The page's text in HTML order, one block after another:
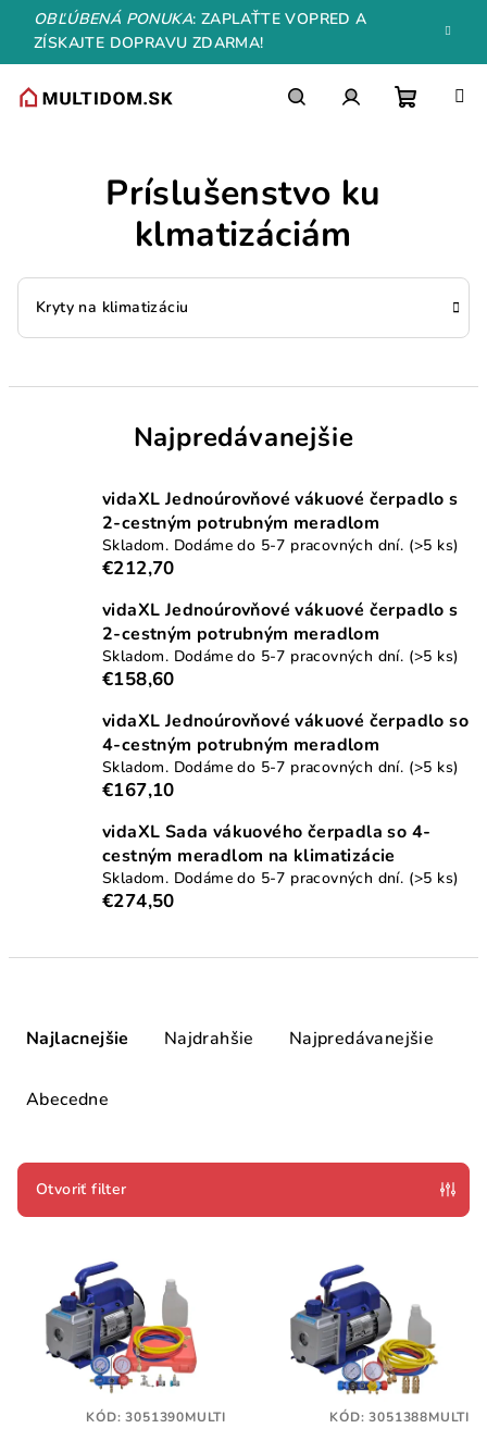
Prejsť
obsah
OBĽÚBENÁ PONUKA: ZAPLAŤTE VOPRED A
ZÍSKAJTE DOPRAVU ZDARMA!
Príslušenstvo ku
klmatizáciám
Kryty na klimatizáciu
Najpredávanejšie
vidaXL Jednoúrovňové vákuové čerpadlo s
2-cestným potrubným meradlom
Skladom. Dodáme do 5-7 pracovných dní. (>5 ks)
€212,70
vidaXL Jednoúrovňové vákuové čerpadlo s
2-cestným potrubným meradlom
Skladom. Dodáme do 5-7 pracovných dní. (>5 ks)
€158,60
vidaXL Jednoúrovňové vákuové čerpadlo so
4-cestným potrubným meradlom
Skladom. Dodáme do 5-7 pracovných dní. (>5 ks)
€167,10
vidaXL Sada vákuového čerpadla so 4-
cestným meradlom na klimatizácie
Skladom. Dodáme do 5-7 pracovných dní. (>5 ks)
€274,50
p
Najlacnejšie Najdrahšie Najpredávanejšie
Abecedne
Otvoriť filter
KÓD:3051390MULTI KÓD:3051388MULTI